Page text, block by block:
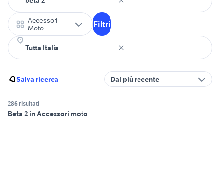
Accessori
Moto
Filtri
Salva ricerca Dal più recente
286 risultati
Beta 2 in Accessori moto